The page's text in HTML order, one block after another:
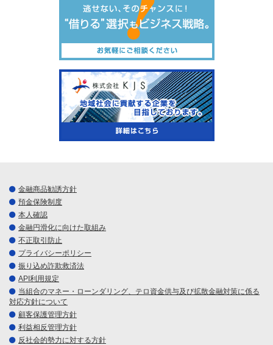
金融商品勧誘方針
預金保険制度
本人確認
金融円滑化に向けた取組み
不正取引防止
プライバシーポリシー
振り込め詐欺救済法
API利用規定
当組合のマネー・ローンダリング、テロ資金供与及び拡散金融対策に係る
対応方針について
顧客保護管理方針
利益相反管理方針
反社会的勢力に対する方針